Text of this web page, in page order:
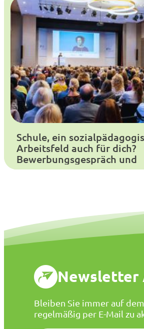
Schule, ein
Arbeitsfeld auch für dich?
Bewerbungsgespräch und
Auswahlverfahren
Newsletter
Bleiben Sie immer auf
regelmäßig per E-Mail zu